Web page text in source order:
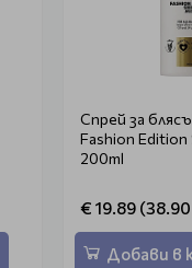
Спрей за
Fashion
200ml
€ 19.89
Добави в